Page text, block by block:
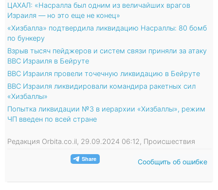
ЦАХАЛ: «Насралла был одним из величайших врагов
Израиля — но это еще не конец»
«Хизбалла» подтвердила ликвидацию Насраллы: 80 бомб
по бункеру
Взрыв тысяч пейджеров и систем связи приняли за атаку
ВВС Израиля в Бейруте
ВВС Израиля провели точечную ликвидацию в Бейруте
ВВС Израиля ликвидировали командира ракетных сил
«Хизбаллы»
Попытка ликвидации №3 в иерархии «Хизбаллы», режим
ЧП введен по всей стране
Редакция Orbita.co.il, 29.09.2024 06:12, Происшествия
Сообщить об ошибке